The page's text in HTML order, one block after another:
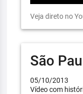
Veja direto no
São
05/10/2013
Vídeo com